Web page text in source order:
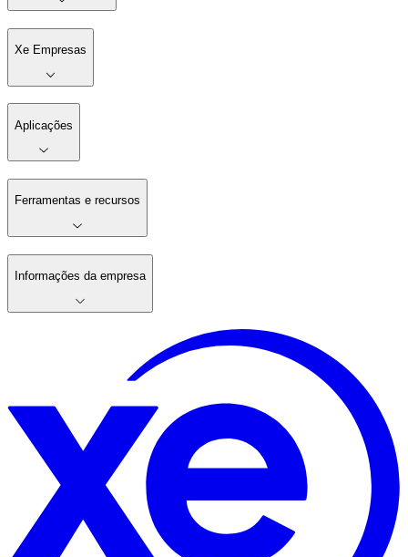
Xe Empresas
Aplicações
Ferramentas e recursos
Informações da empresa